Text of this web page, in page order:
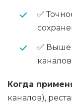
✅
✅ Выше
Когда
каналов),